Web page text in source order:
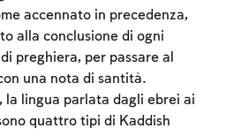
accennato in precedenza,
alla conclusione di ogni
preghiera, per passare al
una nota di santità.
la lingua parlata dagli ebrei ai
quattro tipi di Kaddish